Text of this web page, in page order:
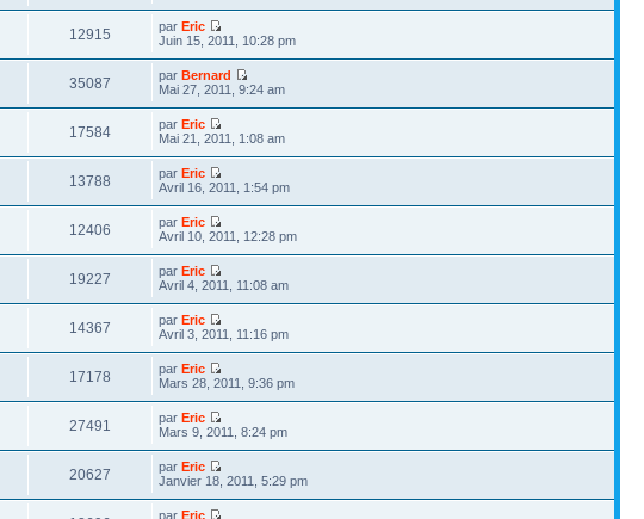
12915 parEric
Juin 15, 2011, 10:28 pm
35087 parBernard
Mai 27, 2011, 9:24 am
17584 parEric
Mai 21, 2011, 1:08 am
13788 parEric
Avril 16, 2011, 1:54 pm
12406 parEric
Avril 10, 2011, 12:28 pm
19227 parEric
Avril 4, 2011, 11:08 am
14367 parEric
Avril 3, 2011, 11:16 pm
17178 parEric
Mars 28, 2011, 9:36 pm
27491 parEric
Mars 9, 2011, 8:24 pm
20627 parEric
Janvier 18, 2011, 5:29 pm
parEric